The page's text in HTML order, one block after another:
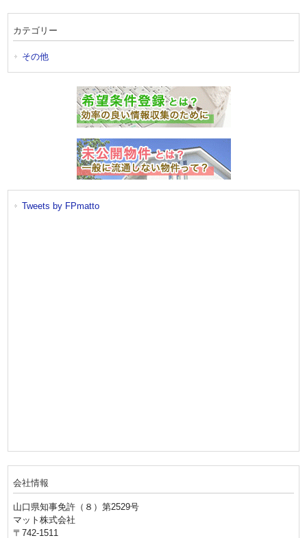
カテゴリー
その他
Tweets by FPmatto
会社情報
山口県知事免許（８）第2529号
マット株式会社
〒742-1511